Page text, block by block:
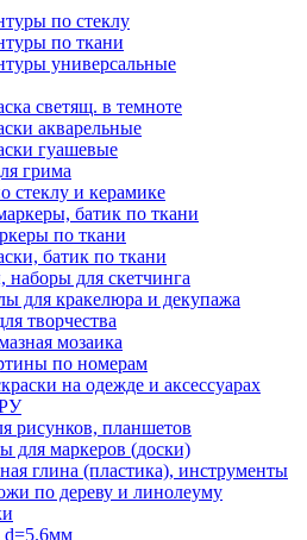
по стеклу
по ткани
универсальные
светящ. в темноте
акварельные
гуашевые
грима
стеклу и керамике
батик по ткани
по ткани
батик по ткани
для скетчинга
для кракелюра и декупажа
творчества
мозаика
по номерам
на одежде и аксессуарах
рисунков, планшетов
для маркеров (доски)
глина (пластика), инструменты
по дереву и линолеуму